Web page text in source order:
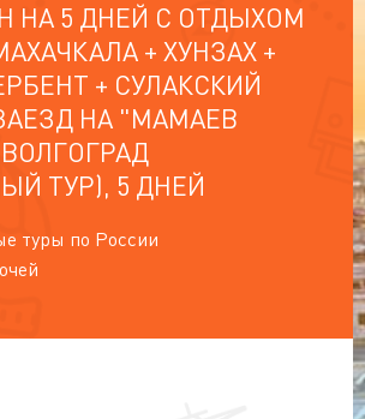
НА 5 ДНЕЙ С ОТДЫХОМ
+ ХУНЗАХ +
+ СУЛАКСКИЙ
НА "МАМАЕВ
ТУР), 5 ДНЕЙ
туры по России